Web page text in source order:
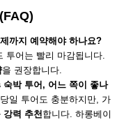
까지 예약해야 하나요?
투어는 빨리 마감됩니다.
을 권장합니다.
박 투어, 어느 쪽이 좋나
일 투어도 충분하지만, 가
강력 추천합니다. 하롱베이